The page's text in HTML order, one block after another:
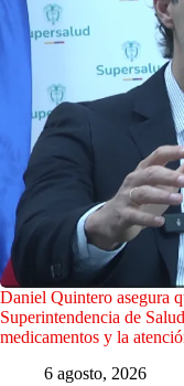
Daniel Quintero asegura
Superintendencia de
medicamentos y la
6 agosto, 2026